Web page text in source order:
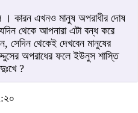
। কারন এখনও মানুষ অপরাধীর দোষ
থেকে আপনারা এটা বন্ধ করে
সেদিন থেকেই দেখবেন মানুষের
অপরাধের ফলে ইউনুস শাস্তি
?